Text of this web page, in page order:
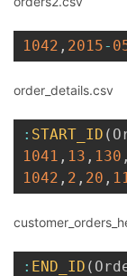
1042 , 2015-
order_details.csv
: START_ID (
1041 , 13 , 130 ,
1042 , 2 , 20 , 11
: END_ID (